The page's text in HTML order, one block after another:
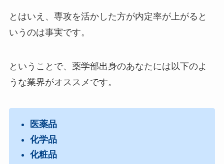
とはいえ、専攻を活かした方が内定率が上がると
いうのは事実です。
ということで、薬学部出身のあなたには以下のよ
うな業界がオススメです。
医薬品
化学品
化粧品